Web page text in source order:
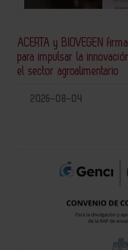
ACERTA y BIOVEGEN
para impulsar la
el sector agroalimentario
2026-08-04